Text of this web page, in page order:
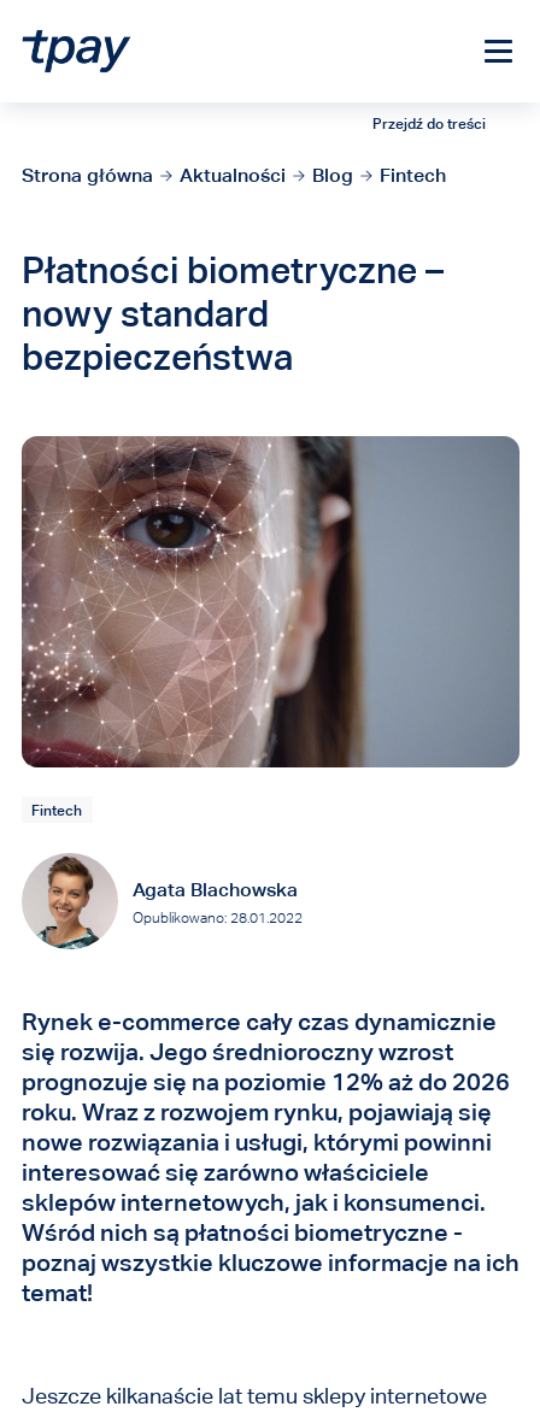
Przejdź do treści
Strona główna Aktualności Blog Fintech
Płatności biometryczne –
nowy standard
bezpieczeństwa
Agata Blachowska
Opublikowano: 28.01.2022
Fintech
Rynek e-commerce cały czas dynamicznie
się rozwija. Jego średnioroczny wzrost
prognozuje się na poziomie 12% aż do 2026
roku. Wraz z rozwojem rynku, pojawiają się
nowe rozwiązania i usługi, którymi powinni
interesować się zarówno właściciele
sklepów internetowych, jak i konsumenci.
Wśród nich są płatności biometryczne -
poznaj wszystkie kluczowe informacje na ich
temat!
Jeszcze kilkanaście lat temu sklepy internetowe